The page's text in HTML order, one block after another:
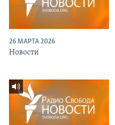
26 МАРТА 2026
Новости